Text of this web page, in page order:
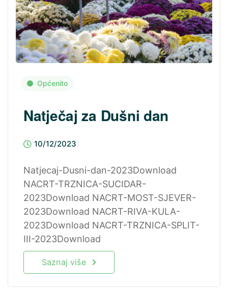
Općenito
Natječaj za Dušni dan
10/12/2023
Natjecaj-Dusni-dan-2023Download
NACRT-TRZNICA-SUCIDAR-
2023Download NACRT-MOST-SJEVER-
2023Download NACRT-RIVA-KULA-
2023Download NACRT-TRZNICA-SPLIT-
III-2023Download
Saznaj više